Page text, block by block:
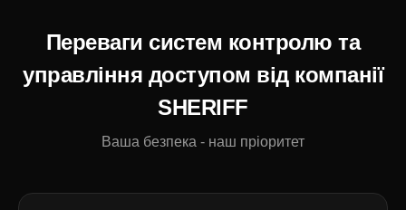
Переваги систем контролю та
управління доступом від компанії
SHERIFF
Ваша безпека - наш пріоритет